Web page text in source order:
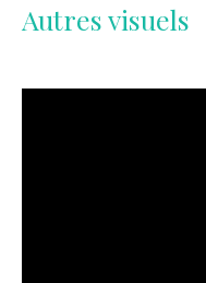
Autres visuels